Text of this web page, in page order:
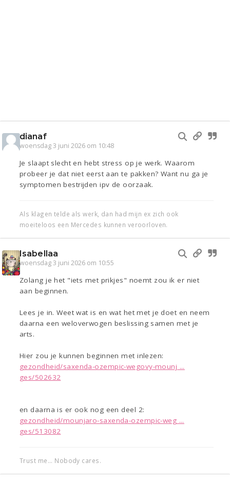
dianaf
woensdag 3 juni 2026 om 10:48
Je slaapt slecht en hebt stress op je werk. Waarom
probeer je dat niet eerst aan te pakken? Want nu ga je
symptomen bestrijden ipv de oorzaak.
Als klagen telde als werk, dan had mijn ex zich ook
moeiteloos een Mercedes kunnen veroorloven.
Isabellaa
woensdag 3 juni 2026 om 10:55
Zolang je het "iets met prikjes" noemt zou ik er niet
aan beginnen.
Lees je in. Weet wat is en wat het met je doet en neem
daarna een weloverwogen beslissing samen met je
arts.
Hier zou je kunnen beginnen met inlezen:
gezondheid/saxenda-ozempic-wegovy-mounj ...
ges/502632
en daarna is er ook nog een deel 2:
gezondheid/mounjaro-saxenda-ozempic-weg ...
ges/513082
Trust me... Nobody cares.